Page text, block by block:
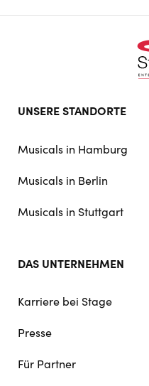
UNSERE STANDORTE
Musicals in Hamburg
Musicals in Berlin
Musicals in Stuttgart
DAS UNTERNEHMEN
Karriere bei Stage
Presse
Für Partner